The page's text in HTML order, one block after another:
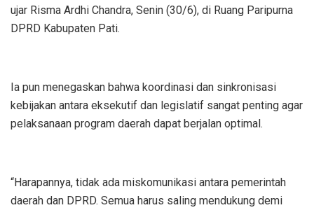
ujar Risma Ardhi Chandra, Senin (30/6), di Ruang Paripurna
DPRD Kabupaten Pati.
Ia pun menegaskan bahwa koordinasi dan sinkronisasi
kebijakan antara eksekutif dan legislatif sangat penting agar
pelaksanaan program daerah dapat berjalan optimal.
“Harapannya, tidak ada miskomunikasi antara pemerintah
daerah dan DPRD. Semua harus saling mendukung demi